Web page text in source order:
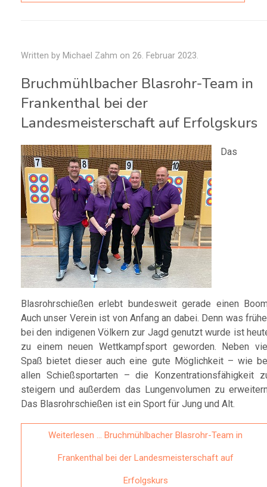
Written by Michael Zahm on 26. Februar 2023.
Bruchmühlbacher Blasrohr-Team in
Frankenthal bei der
Landesmeisterschaft auf Erfolgskurs
Das
Blasrohrschießen erlebt bundesweit gerade einen
Auch unser Verein ist von Anfang an dabei. Denn was
bei den indigenen Völkern zur Jagd genutzt wurde ist
zu einem neuen Wettkampfsport geworden. Neben
Spaß bietet dieser auch eine gute Möglichkeit – wie
allen Schießsportarten – die Konzentrationsfähigkeit
steigern und außerdem das Lungenvolumen zu
Das Blasrohrschießen ist ein Sport für Jung und Alt.
Weiterlesen … Bruchmühlbacher Blasrohr-Team in
Frankenthal bei der Landesmeisterschaft auf
Erfolgskurs